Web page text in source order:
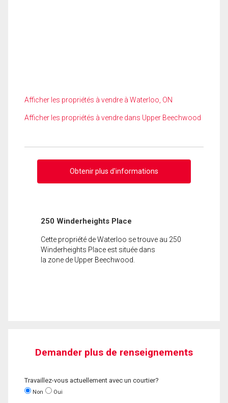
Afficher les propriétés à vendre à Waterloo, ON
Afficher les propriétés à vendre dans Upper Beechwood
Obtenir plus d'informations
250 Winderheights Place
Cette propriété de Waterloo se trouve au 250
Winderheights Place est située dans
la zone de Upper Beechwood.
Demander plus de renseignements
Travaillez-vous actuellement avec un courtier?
Non Oui